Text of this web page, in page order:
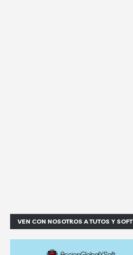
VEN CON NOSOTROS A TUTOS Y SOFT